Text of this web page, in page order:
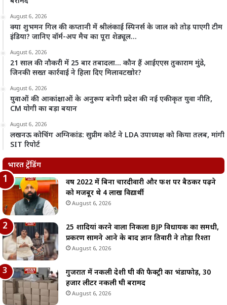
August 6, 2026
क्या शुभमन गिल की कप्तानी में श्रीलंकाई स्पिनर्स के जाल को तोड़ पाएगी टीम
इंडिया? जानिए वॉर्म-अप मैच का पूरा शेड्यूल…
August 6, 2026
21 साल की नौकरी में 25 बार तबादला… कौन हैं आईएएस तुकाराम मुंढे,
जिनकी सख्त कार्रवाई ने हिला दिए मिलावटखोर?
August 6, 2026
युवाओं की आकांक्षाओं के अनुरूप बनेगी प्रदेश की नई एकीकृत युवा नीति,
CM योगी का बड़ा बयान
August 6, 2026
लखनऊ कोचिंग अग्निकांड: सुप्रीम कोर्ट ने LDA उपाध्यक्ष को किया तलब, मांगी
SIT रिपोर्ट
भारत ट्रेंडिंग
वर्ष 2022 में बिना चारदीवारी और फर्श पर बैठकर पढ़ने
को मजबूर थे 4 लाख विद्यार्थी
August 6, 2026
25 शादियां करने वाला निकला BJP विधायक का समधी,
प्रकरण सामने आने के बाद ज्ञान तिवारी ने तोड़ा रिश्ता
August 6, 2026
गुजरात में नकली देशी घी की फैक्ट्री का भंडाफोड़, 30
हजार लीटर नकली घी बरामद
August 6, 2026